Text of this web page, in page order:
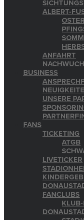
ALBERT-
ANFAHRT
BUSINESS
UNSERE
FANS
TICKETING
ATGB
LIVETICKER
FANCLUBS